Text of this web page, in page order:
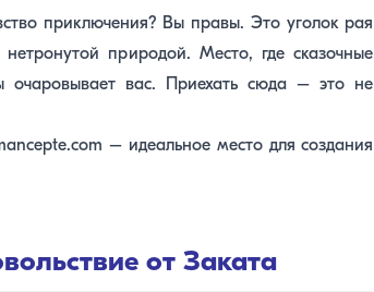
приключения? Вы правы. Это уголок рая
природой. Место, где сказочные
очаровывает вас. Приехать сюда – это не
– идеальное место для создания
от Заката